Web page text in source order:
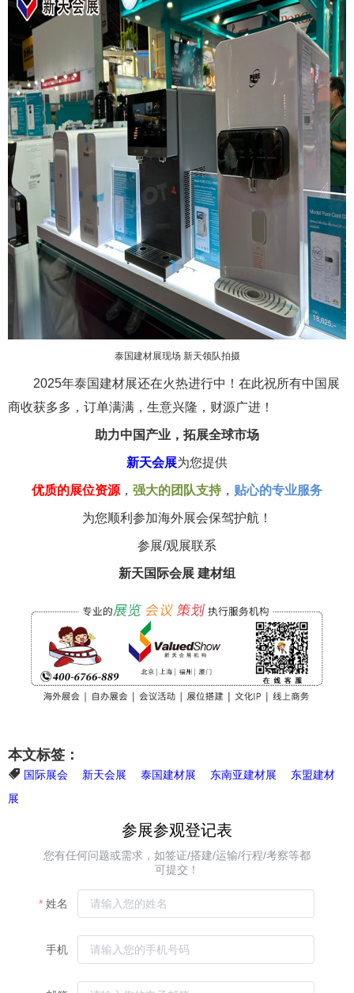
泰国建材展现场 新天领队拍摄
2025年泰国建材展还在火热进行中！ 在此祝所有中国展
商收获多多，订单满满，生意兴隆，财源广进！
助力中国产业，拓展全球市场
新天会展为您提供
优质的展位资源 ， 强大的团队支持， 贴心的专业服务
为您顺利参加海外展会保驾护航！
参展/观展联系
新天国际会展 建材组
本文标签：
国际展会 新天会展 泰国建材展 东南亚建材展
东盟建材
展